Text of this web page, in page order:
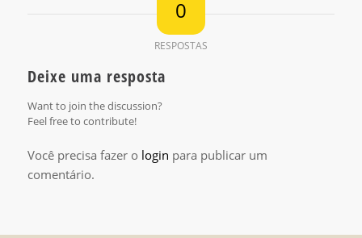
0
RESPOSTAS
Deixe uma resposta
Want to join the discussion?
Feel free to contribute!
Você precisa fazer o login para publicar um
comentário.